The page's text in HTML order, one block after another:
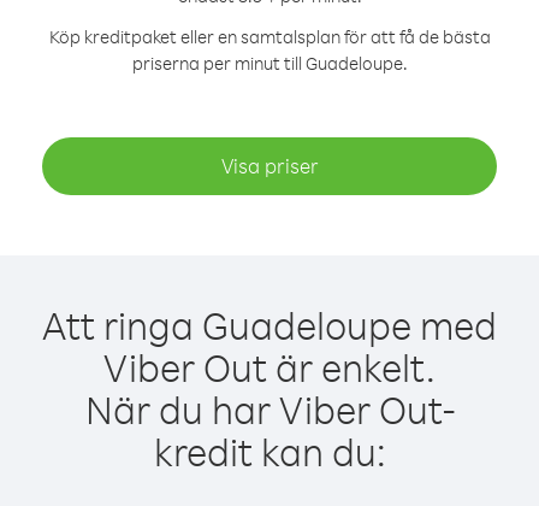
Köp kreditpaket eller en samtalsplan för att få de bästa
priserna per minut till Guadeloupe.
Visa priser
Att ringa Guadeloupe med
Viber Out är enkelt.
När du har Viber Out-
kredit kan du: